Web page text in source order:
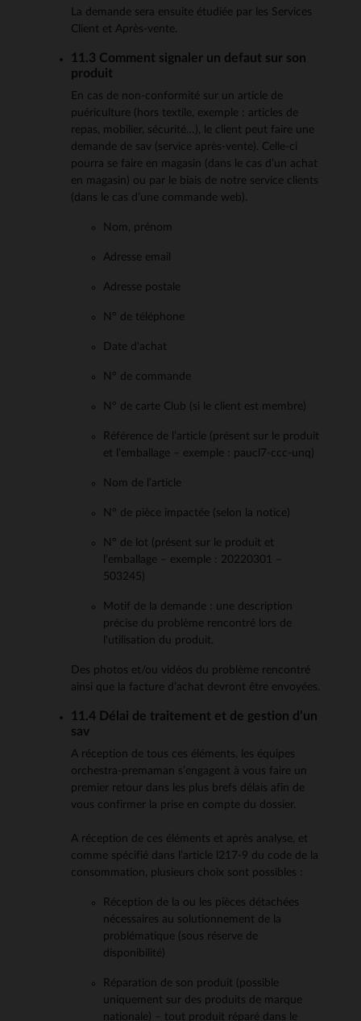
La demande sera ensuite étudiée par les Services
Client et Après-vente.
11.3 Comment signaler un defaut sur son
produit
En cas de non-conformité sur un article de
puériculture (hors textile, exemple : articles de
repas, mobilier, sécurité…), le client peut faire une
demande de sav (service après-vente). Celle-ci
pourra se faire en magasin (dans le cas d’un achat
en magasin) ou par le biais de notre service clients
(dans le cas d’une commande web).
Nom, prénom
Adresse email
Adresse postale
N° de téléphone
Date d'achat
N° de commande
N° de carte Club (si le client est membre)
Référence de l’article (présent sur le produit
et l’emballage – exemple : paucl7-ccc-unq)
Nom de l’article
N° de pièce impactée (selon la notice)
N° de lot (présent sur le produit et
l’emballage – exemple : 20220301 –
503245)
Motif de la demande : une description
précise du problème rencontré lors de
l'utilisation du produit.
Des photos et/ou vidéos du problème rencontré
ainsi que la facture d’achat devront être envoyées.
11.4 Délai de traitement et de gestion d’un
sav
A réception de tous ces éléments, les équipes
orchestra-premaman s’engagent à vous faire un
premier retour dans les plus brefs délais afin de
vous confirmer la prise en compte du dossier.
A réception de ces éléments et après analyse, et
comme spécifié dans l’article l217-9 du code de la
consommation, plusieurs choix sont possibles :
Réception de la ou les pièces détachées
nécessaires au solutionnement de la
problématique (sous réserve de
disponibilité)
Réparation de son produit (possible
uniquement sur des produits de marque
nationale) – tout produit réparé dans le